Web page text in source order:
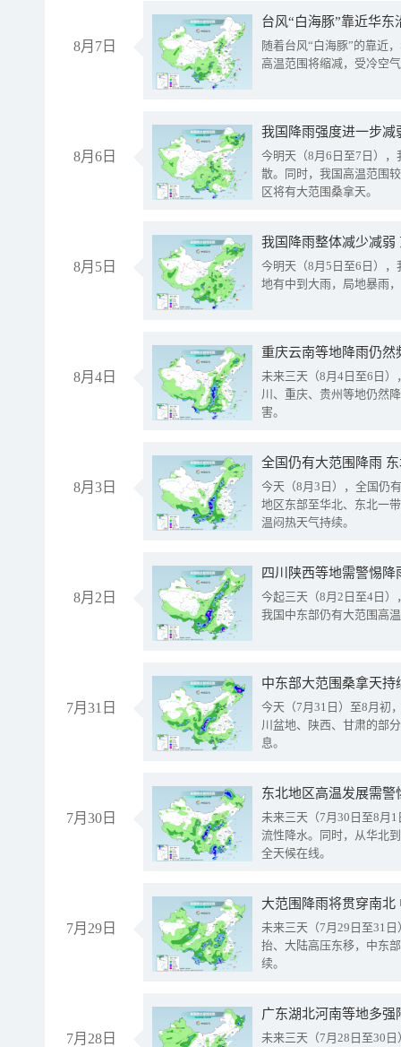
8月7日
台风“白海豚”靠近华
随着台风“白海豚”的靠近
高温范围将缩减，受冷空
8月6日
今明天（8月6日至7日）
散。同时，我国高温范围
区将有大范围桑拿天。
8月5日
我国降雨整体减少减弱
今明天（8月5日至6日）
地有中到大雨，局地暴雨
8月4日
重庆云南等地降雨仍然
未来三天（8月4日至6日
川、重庆、贵州等地仍然
害。
8月3日
全国仍有大范围降雨
今天（8月3日），全国仍
地区东部至华北、东北一
温闷热天气持续。
8月2日
今起三天（8月2日至4日
我国中东部仍有大范围高
7月31日
中东部大范围桑拿天
今天（7月31日）至8月初
川盆地、陕西、甘肃的部
息。
7月30日
东北地区高温发展需
未来三天（7月30日至8月
流性降水。同时，从华北
全天候在线。
7月29日
大范围降雨将贯穿南
未来三天（7月29日至31
抬、大陆高压东移，中东
续。
7月28日
广东湖北河南等地多
未来三天（7月28日至30